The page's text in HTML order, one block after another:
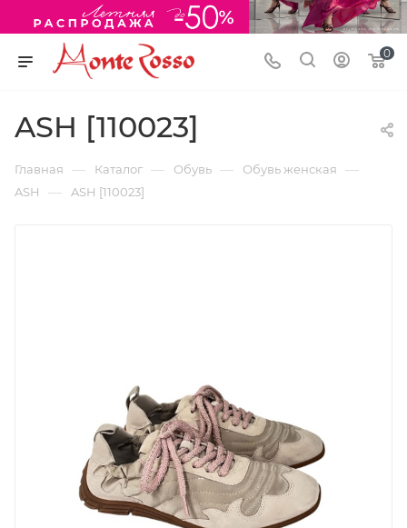
0
ASH [110023]
Главная — Каталог — Обувь — Обувь женская —
ASH — ASH [110023]